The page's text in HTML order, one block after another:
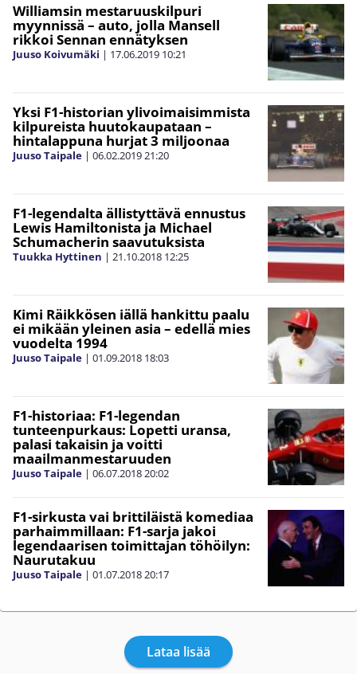
Williamsin mestaruuskilpuri
myynnissä – auto, jolla Mansell
rikkoi Sennan ennätyksen
Juuso Koivumäki | 17.06.2019 10:21
Yksi F1-historian ylivoimaisimmista
kilpureista huutokaupataan –
hintalappuna hurjat 3 miljoonaa
Juuso Taipale | 06.02.201921:20
F1-legendalta ällistyttävä ennustus
Lewis Hamiltonista ja Michael
Schumacherin saavutuksista
Tuukka Hyttinen | 21.10.2018 12:25
Kimi Räikkösen iällä hankittu paalu
ei mikään yleinen asia – edellä mies
vuodelta 1994
Juuso Taipale | 01.09.2018 18:03
F1-historiaa: F1-legendan
tunteenpurkaus: Lopetti uransa,
palasi takaisin ja voitti
maailmanmestaruuden
Juuso Taipale | 06.07.201820:02
F1-sirkusta vai brittiläistä komediaa
parhaimmillaan: F1-sarja jakoi
legendaarisen toimittajan töhöilyn:
Naurutakuu
Juuso Taipale | 01.07.201820:17
Lataa lisää